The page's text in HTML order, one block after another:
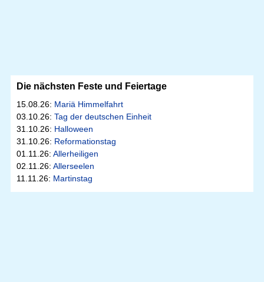
Die nächsten Feste und Feiertage
15.08.26: Mariä Himmelfahrt
03.10.26: Tag der deutschen Einheit
31.10.26: Halloween
31.10.26: Reformationstag
01.11.26: Allerheiligen
02.11.26: Allerseelen
11.11.26: Martinstag